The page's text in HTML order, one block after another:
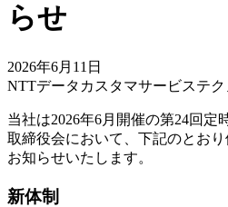
らせ
2026年6月11日
NTTデータカスタマサービステ
当社は2026年6月開催の第24回定
取締役会において、下記のとお
お知らせいたします。
新体制